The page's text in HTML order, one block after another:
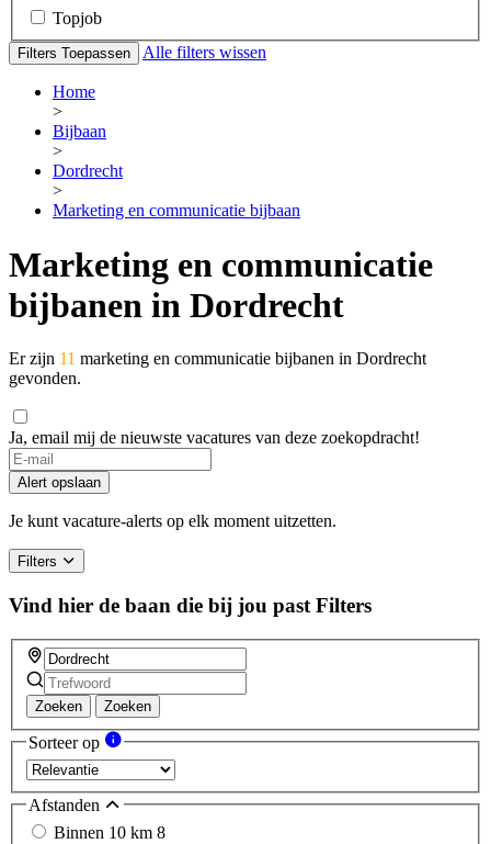
Topjob
Filters Toepassen Alle filters wissen
Home
>
Bijbaan
>
Dordrecht
>
Marketing en communicatie bijbaan
Marketing en communicatie
bijbanen in Dordrecht
Er zijn 11 marketing en communicatie bijbanen in Dordrecht
gevonden.
Ja, email mij de nieuwste vacatures van deze zoekopdracht!
Alert opslaan
Je kunt vacature-alerts op elk moment uitzetten.
Filters
Vind hier de baan die bij jou past Filters
Zoeken Zoeken
Sorteer op
Afstanden
Binnen 10 km 8